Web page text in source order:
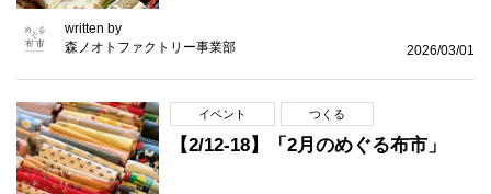
written by
森ノオトファクトリー事業部
2026/03/01
イベント つくる
【2/12-18】「2月のめぐる布市」